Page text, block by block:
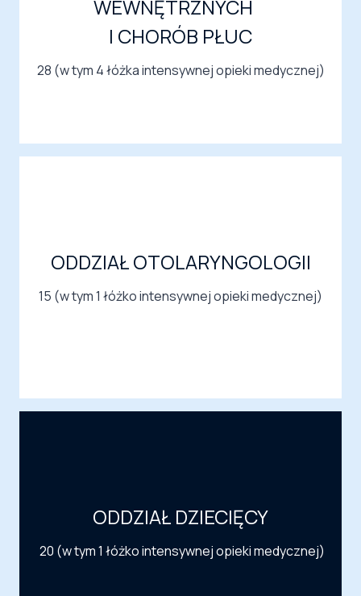
WEWNĘTRZNYCH
I CHORÓB PŁUC
28 (w tym 4 łóżka intensywnej opieki medycznej)
ODDZIAŁ OTOLARYNGOLOGII
15 (w tym 1 łóżko intensywnej opieki medycznej)
ODDZIAŁ DZIECIĘCY
20 (w tym 1 łóżko intensywnej opieki medycznej)